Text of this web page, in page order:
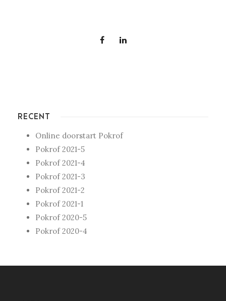
RECENT
Online doorstart Pokrof
Pokrof 2021-5
Pokrof 2021-4
Pokrof 2021-3
Pokrof 2021-2
Pokrof 2021-1
Pokrof 2020-5
Pokrof 2020-4